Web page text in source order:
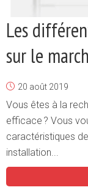
Les
sur le
20 août 2019
Vous êtes à la
efficace ? Vous
caractéristiques
installation...